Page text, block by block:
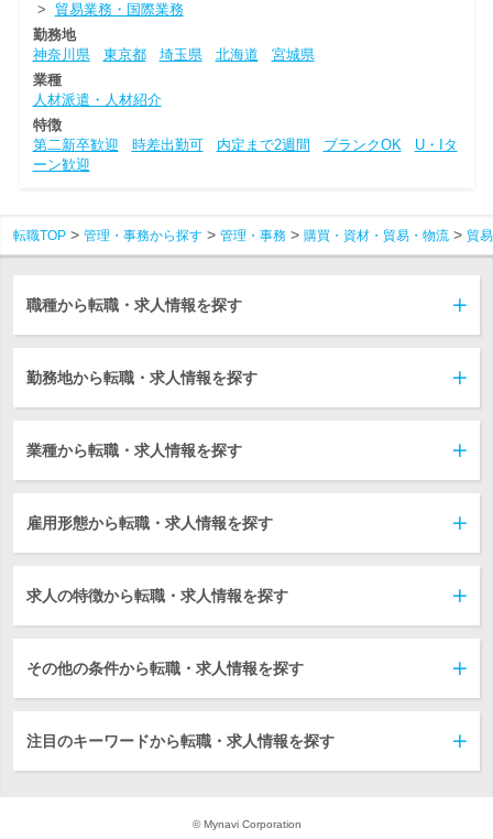
> 貿易業務・国際業務
勤務地
神奈川県
東京都 埼玉県 北海道
宮城県
業種
人材派遣・人材紹介
特徴
第二新卒歓迎
時差出勤可 内定まで2週間 ブランクOK
U・Iタ
ーン歓迎
転職TOP 管理・事務から探す 管理・事務 購買・資材・貿易・物流 貿
職種から転職・求人情報を探す
勤務地から転職・求人情報を探す
業種から転職・求人情報を探す
雇用形態から転職・求人情報を探す
求人の特徴から転職・求人情報を探す
その他の条件から転職・求人情報を探す
注目のキーワードから転職・求人情報を探す
© Mynavi Corporation